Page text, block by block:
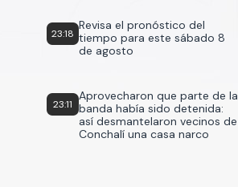
23:18
Revisa el pronóstico del
tiempo para este sábado 8
de agosto
23:11
Aprovecharon que parte de la
banda había sido detenida:
así desmantelaron vecinos de
Conchalí una casa narco